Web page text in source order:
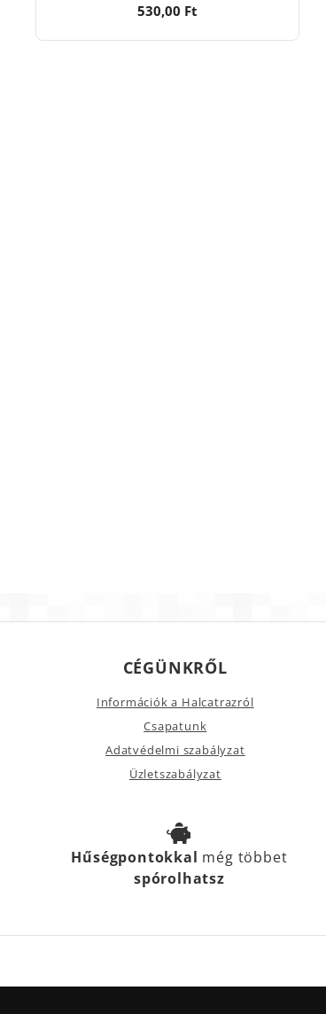
530,00 Ft
CÉGÜNKRŐL
Információk a Halcatrazról
Csapatunk
Adatvédelmi szabályzat
Üzletszabályzat
Hűségpontokkal még többet
spórolhatsz